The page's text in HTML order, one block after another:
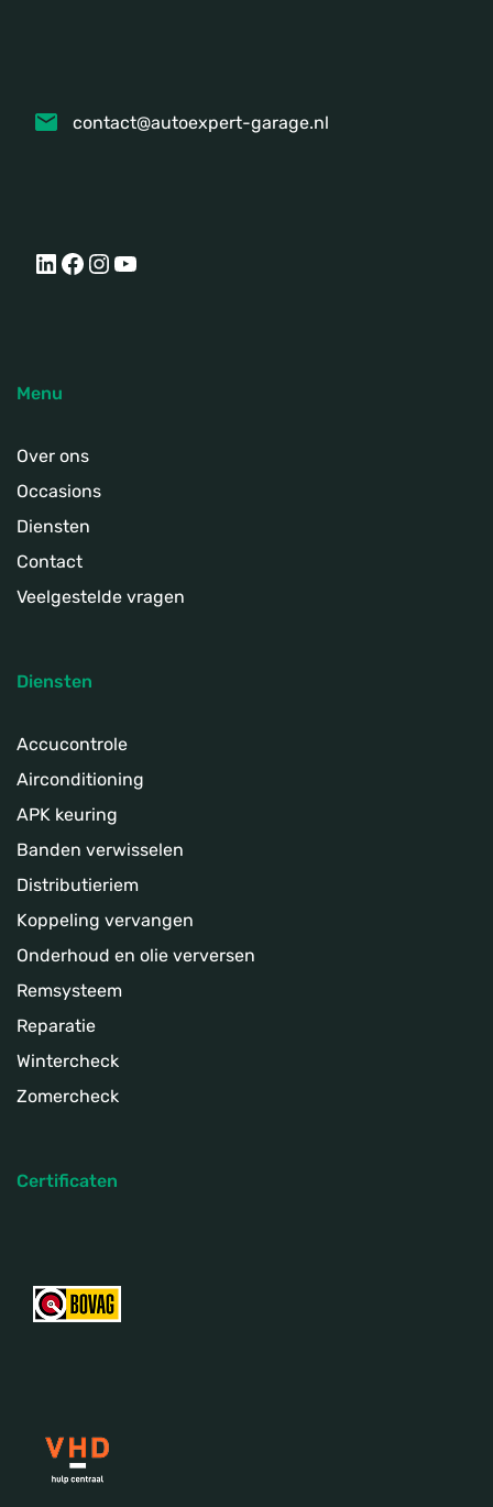
contact@autoexpert-garage.nl
LinkedIn
Facebook
Instagram
YouTube
Menu
Over ons
Occasions
Diensten
Contact
Veelgestelde vragen
Diensten
Accucontrole
Airconditioning
APK keuring
Banden verwisselen
Distributieriem
Koppeling­ vervangen
Onderhoud en olie verversen
Remsysteem
Reparatie
Wintercheck
Zomercheck
Certificaten